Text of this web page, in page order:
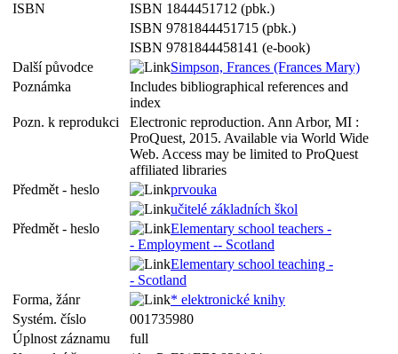
ISBN
ISBN 1844451712 (pbk.)
ISBN 9781844451715 (pbk.)
ISBN 9781844458141 (e-book)
Další původce
Simpson, Frances (Frances Mary)
Poznámka
Includes bibliographical references and
index
Pozn. k reprodukci
Electronic reproduction. Ann Arbor, MI :
ProQuest, 2015. Available via World Wide
Web. Access may be limited to ProQuest
affiliated libraries
Předmět - heslo
prvouka
učitelé základních škol
Předmět - heslo
Elementary school teachers -
- Employment -- Scotland
Elementary school teaching -
- Scotland
Forma, žánr
* elektronické knihy
Systém. číslo
001735980
Úplnost záznamu
full